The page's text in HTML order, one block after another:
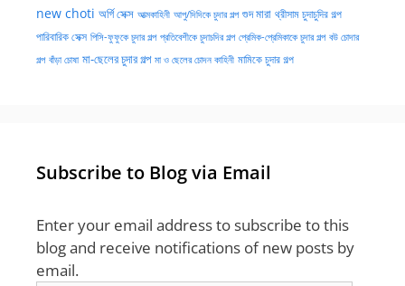
new choti অর্গি সেক্স আত্মকাহিনী আপু/দিদিকে চুদার গল্প গুদ মারা থ্রীসাম চুদাচুদির গল্প
পারিবারিক সেক্স পিসি-ফুফুকে চুদার গল্প প্রতিবেশীকে চুদাচদির গল্প প্রেমিক-প্রেমিকাকে চুদার গল্প বউ চোদার
গল্প বাঁড়া চোষা মা-ছেলের চুদার গল্প মা ও ছেলের চোদন কাহিনী মামিকে চুদার গল্প
Subscribe to Blog via Email
Enter your email address to subscribe to this
blog and receive notifications of new posts by
email.